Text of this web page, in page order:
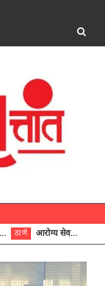
ठाणे आरोग्य सेवक (पुरुष) पदावरून ११ कर्मचाऱ्यांना आरोग्य सहाय्यक (पुरुष) पदावर पदोन्नती; मुख्य कार्यकारी अधिकारी रणजित यादव यांच्या हस्ते आदेश वितरण